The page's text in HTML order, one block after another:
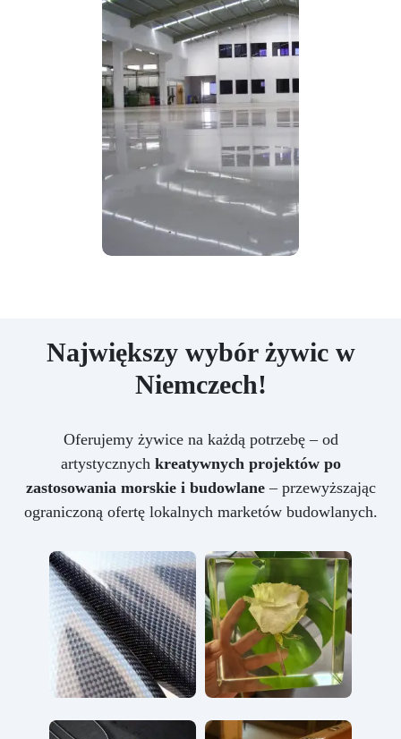
Największy wybór żywic w
Niemczech!
Oferujemy żywice na każdą potrzebę – od
artystycznych kreatywnych projektów po
zastosowania morskie i budowlane– przewyższając
ograniczoną ofertę lokalnych marketów budowlanych.